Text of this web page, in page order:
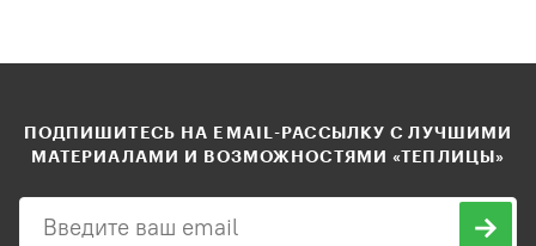
ПОДПИШИТЕСЬ НА EMAIL-РАССЫЛКУ С ЛУЧШИМИ
МАТЕРИАЛАМИ И ВОЗМОЖНОСТЯМИ «ТЕПЛИЦЫ»